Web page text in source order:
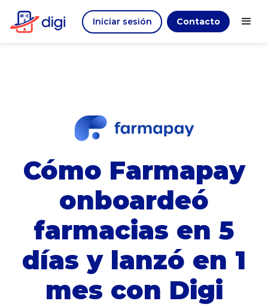
Contacto
Iniciar sesión
Cómo Farmapay
onboardeó
farmacias en 5
días y lanzó en 1
mes con Digi